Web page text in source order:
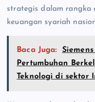
strategis dalam rangka
keuangan syariah
Baca Juga:
Pertumbuhan
Teknologi di sektor